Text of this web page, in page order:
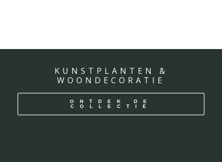
KUNSTPLANTEN &
WOONDECORATIE
ONTDEK DE
COLLECTIE